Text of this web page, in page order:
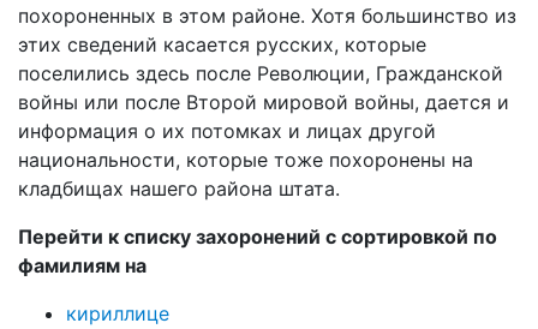
похороненных в этом районе. Хотя большинство из
этих сведений касается русских, которые
поселились здесь после Революции, Гражданской
войны или после Второй мировой войны, дается и
информация о их потомках и лицах другой
национальности, которые тоже похоронены на
кладбищах нашего района штата.
Перейти к списку захоронений с сортировкой по
фамилиям на
кириллице